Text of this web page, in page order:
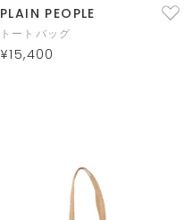
PLAIN PEOPLE
トートバッグ
¥15,400